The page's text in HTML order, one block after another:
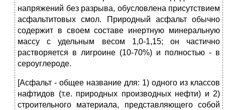
напряжений без разрыва, обусловлена присутствием
асфальтитовых смол. Природный асфальт обычно
содержит в своем составе инертную минеральную
массу с удельным весом 1,0-1,15; он частично
растворяется в лигроине (10-70%) и полностью - в
сероуглероде.
[Асфальт ‑ общее название для: 1) одного из классов
нафтидов (т.е. природных производных нефти) и 2)
строительного материала, представляющего собой